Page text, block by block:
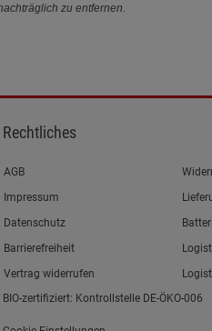
zu entfernen.
Rechtliches
Link zum/zur
AGB
Link zum/zur
Impressum
Link zum/zur
Datenschutz
Link zum/zur
Barrierefreiheit
Vertrag widerrufen
BIO-zertifiziert: Kontrollstelle DE-ÖKO-006